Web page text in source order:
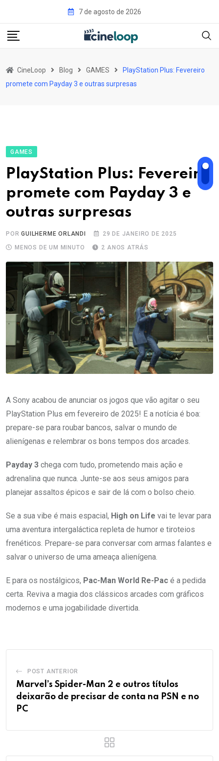
7 de agosto de 2026
CineLoop Blog GAMES
PlayStation Plus: Fevereiro
promete com Payday 3 e outras surpresas
GAMES
PlayStation Plus: Fevereiro
promete com Payday 3 e
outras surpresas
PORGUILHERME ORLANDI
29 DE JANEIRO DE 2025
MENOS DE UM MINUTO
2 ANOS ATRÁS
A Sony acabou de anunciar os jogos que vão agitar o seu
PlayStation Plus em fevereiro de 2025! E a notícia é boa:
prepare-se para roubar bancos, salvar o mundo de
alienígenas e relembrar os bons tempos dos arcades.
Payday 3 chega com tudo, prometendo mais ação e
adrenalina que nunca. Junte-se aos seus amigos para
planejar assaltos épicos e sair de lá com o bolso cheio.
Se a sua vibe é mais espacial, High on Life vai te levar para
uma aventura intergaláctica repleta de humor e tiroteios
frenéticos. Prepare-se para conversar com armas falantes e
salvar o universo de uma ameaça alienígena.
E para os nostálgicos, Pac-Man World Re-Pac é a pedida
certa. Reviva a magia dos clássicos arcades com gráficos
modernos e uma jogabilidade divertida.
POST ANTERIOR
Marvel’s Spider-Man 2 e outros títulos
deixarão de precisar de conta na PSN e no
PC